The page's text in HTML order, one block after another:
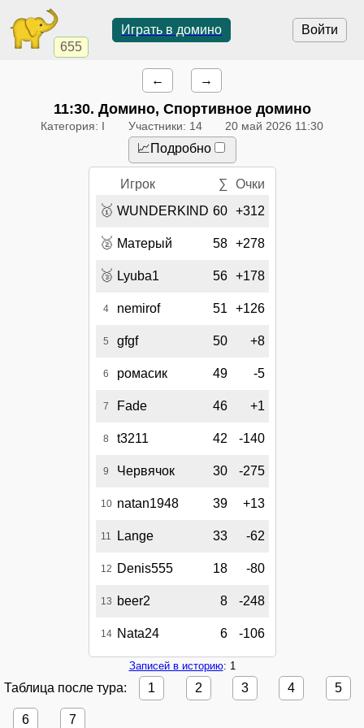
655
Войти
Играть в домино
← →
11:30. Домино, Спортивное домино
Категория: I Участники: 14 20 май 2026 11:30
📈Подробно
Игрок ∑ Очки
🥇 WUNDERKIND 60 +312
🥈 Матерый 58 +278
🥉 Lyuba1 56 +178
4 nemirof 51 +126
5 gfgf 50 +8
6 ромасик 49 -5
7 Fade 46 +1
8 t3211 42 -140
9 Червячок 30 -275
10 natan1948 39 +13
11 Lange 33 -62
12 Denis555 18 -80
13 beer2 8 -248
14 Nata24 6 -106
Записей в историю: 1
Таблица после тура: 1 2 3 4 5
6 7